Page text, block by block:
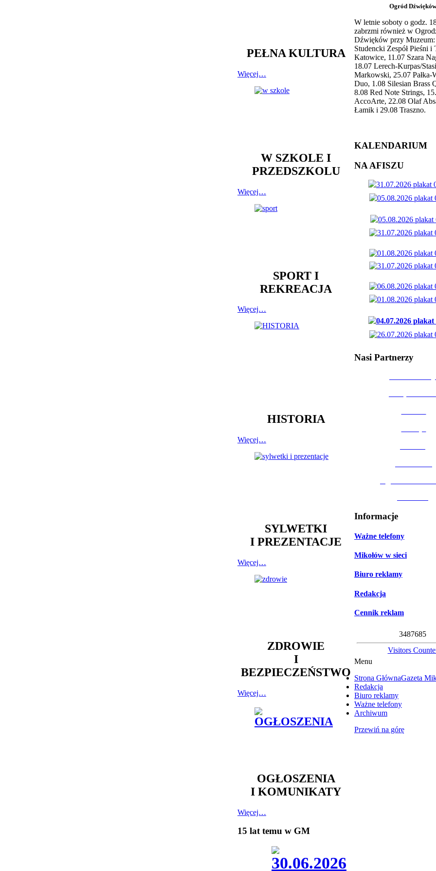
PEŁNA KULTURA
Więcej…
W SZKOLE I
PRZEDSZKOLU
Więcej…
SPORT I
REKREACJA
Więcej…
HISTORIA
Więcej…
SYLWETKI
I PREZENTACJE
Więcej…
ZDROWIE
I
BEZPIECZEŃSTWO
Więcej…
OGŁOSZENIA
I KOMUNIKATY
Więcej…
15 lat temu w GM
Ogród Dźwięków
W letnie soboty o godz.
zabrzmi również w
Dźwięków przy
Studencki Zespół Pieśni i
Katowice, 11.07 Szara
18.07 Lerech-Kurpas/
Markowski, 25.07 Pałka-
Duo, 1.08 Silesian Brass
8.08 Red Note Strings,
AccoArte, 22.08 Olaf
Łamik i 29.08 Traszno.
KALENDARIUM
NA AFISZU
Nasi Partnerzy
Informacje
Ważne telefony
Mikołów w sieci
Biuro reklamy
Redakcja
Cennik reklam
3487685
Visitors
Menu
Strona GłównaGazeta
Redakcja
Biuro reklamy
Ważne telefony
Archiwum
Przewiń na górę